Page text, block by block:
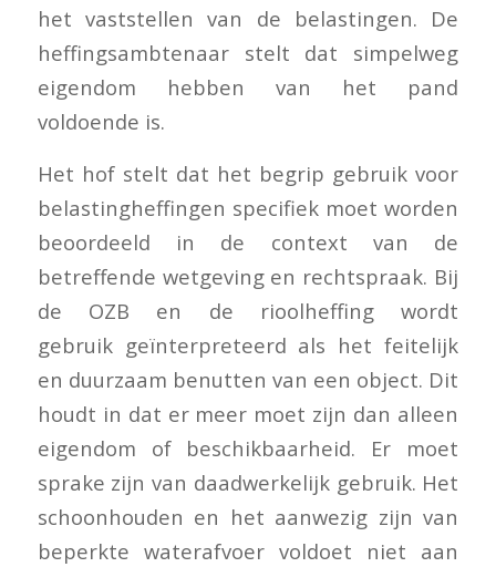
het vaststellen van de belastingen. De
heffingsambtenaar stelt dat simpelweg
eigendom hebben van het pand
voldoende is.
Het hof stelt dat het begrip gebruik voor
belastingheffingen specifiek moet worden
beoordeeld in de context van de
betreffende wetgeving en rechtspraak. Bij
de OZB en de rioolheffing wordt
gebruik geïnterpreteerd als het feitelijk
en duurzaam benutten van een object. Dit
houdt in dat er meer moet zijn dan alleen
eigendom of beschikbaarheid. Er moet
sprake zijn van daadwerkelijk gebruik. Het
schoonhouden en het aanwezig zijn van
beperkte waterafvoer voldoet niet aan